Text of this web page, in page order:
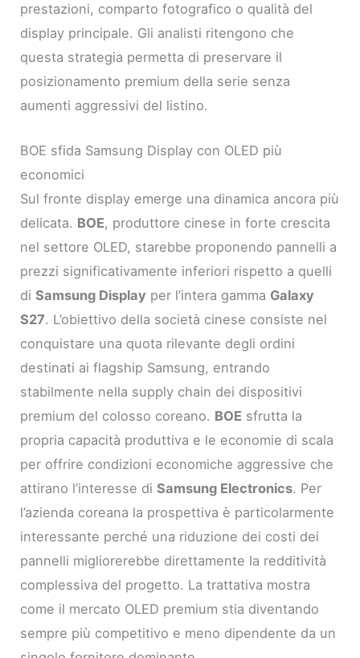
prestazioni, comparto fotografico o qualità del
display principale. Gli analisti ritengono che
questa strategia permetta di preservare il
posizionamento premium della serie senza
aumenti aggressivi del listino.
BOE sfida Samsung Display con OLED più
economici
Sul fronte display emerge una dinamica ancora più
delicata. BOE, produttore cinese in forte crescita
nel settore OLED, starebbe proponendo pannelli a
prezzi significativamente inferiori rispetto a quelli
diSamsung Display per l’intera gamma Galaxy
S27. L’obiettivo della società cinese consiste nel
conquistare una quota rilevante degli ordini
destinati ai flagship Samsung, entrando
stabilmente nella supply chain dei dispositivi
premium del colosso coreano. BOE sfrutta la
propria capacità produttiva e le economie di scala
per offrire condizioni economiche aggressive che
attirano l’interesse diSamsung Electronics. Per
l’azienda coreana la prospettiva è particolarmente
interessante perché una riduzione dei costi dei
pannelli migliorerebbe direttamente la redditività
complessiva del progetto. La trattativa mostra
come il mercato OLED premium stia diventando
sempre più competitivo e meno dipendente da un